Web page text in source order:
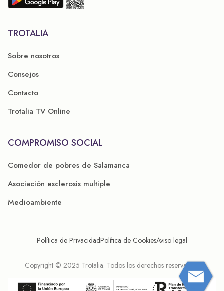
TROTALIA
Sobre nosotros
Consejos
Contacto
Trotalia TV Online
COMPROMISO SOCIAL
Comedor de pobres de Salamanca
Asociación esclerosis multiple
Medioambiente
Política de PrivacidadPolítica de CookiesAviso legal
Copyright © 2025 Trotalia. Todos los derechos reservados.